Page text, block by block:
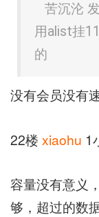
苦沉沦
用alist挂
的
没有会员没有
22楼 xiaohu 1
容量没有意义
够，超过的数